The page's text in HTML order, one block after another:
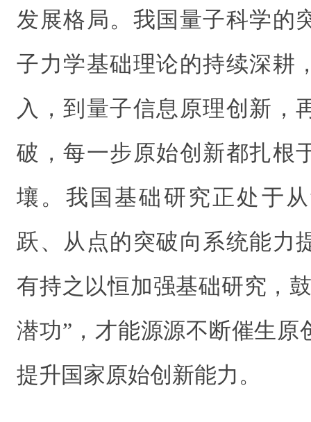
发展格局。我国量子科学的
子力学基础理论的持续深耕
入，到量子信息原理创新，
破，每一步原始创新都扎根
壤。我国基础研究正处于
跃、从点的突破向系统能力
有持之以恒加强基础研究，
潜功”，才能源源不断催生原
提升国家原始创新能力。